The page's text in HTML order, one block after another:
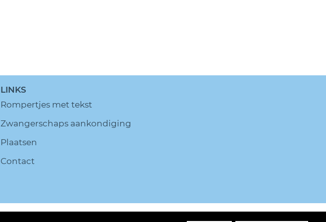
LINKS
Rompertjes met tekst
Zwangerschaps aankondiging
Plaatsen
Contact